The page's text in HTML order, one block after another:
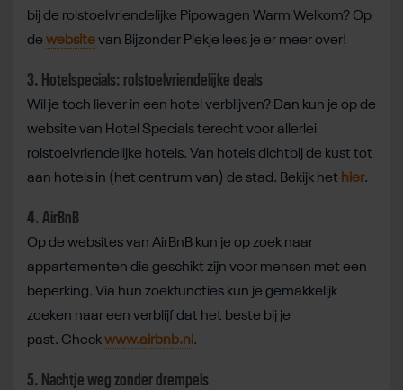
bij de rolstoelvriendelijke Pipowagen Warm Welkom? Op
de websitevan Bijzonder Plekje lees je er meer over!
3. Hotelspecials: rolstoelvriendelijke deals
Wil je toch liever in een hotel verblijven? Dan kun je op de
website van Hotel Specials terecht voor allerlei
rolstoelvriendelijke hotels. Van hotels dichtbij de kust tot
aan hotels in (het centrum van) de stad. Bekijk het hier.
4. AirBnB
Op de websites van AirBnB kun je op zoek naar
appartementen die geschikt zijn voor mensen met een
beperking. Via hun zoekfuncties kun je gemakkelijk
zoeken naar een verblijf dat het beste bij je
past. Checkwww.airbnb.nl .
5. Nachtje weg zonder drempels